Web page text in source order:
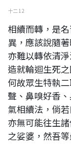
十二 12
相續而轉，是
異，應該說隨
亦難以轉依清
造就輪迴生死
何故眾生特執
聲、鼻嗅好香
氣相續法，倘
亦無可能往生
之娑婆，然吾